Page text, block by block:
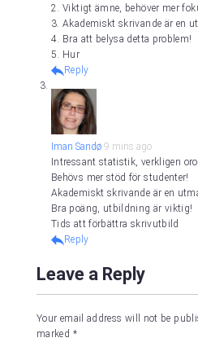
2. Viktigt ämne, behöver mer
3. Akademiskt skrivande är en
4. Bra att belysa detta problem!
5. Hur
Reply
Iman Sandø 9 mins ago
Intressant statistik, verkligen
Behövs mer stöd för studenter!
Akademiskt skrivande är en
Bra poäng, utbildning är viktig!
Tids att förbättra skrivutbild
Reply
Leave a Reply
Your email address will not be
marked *